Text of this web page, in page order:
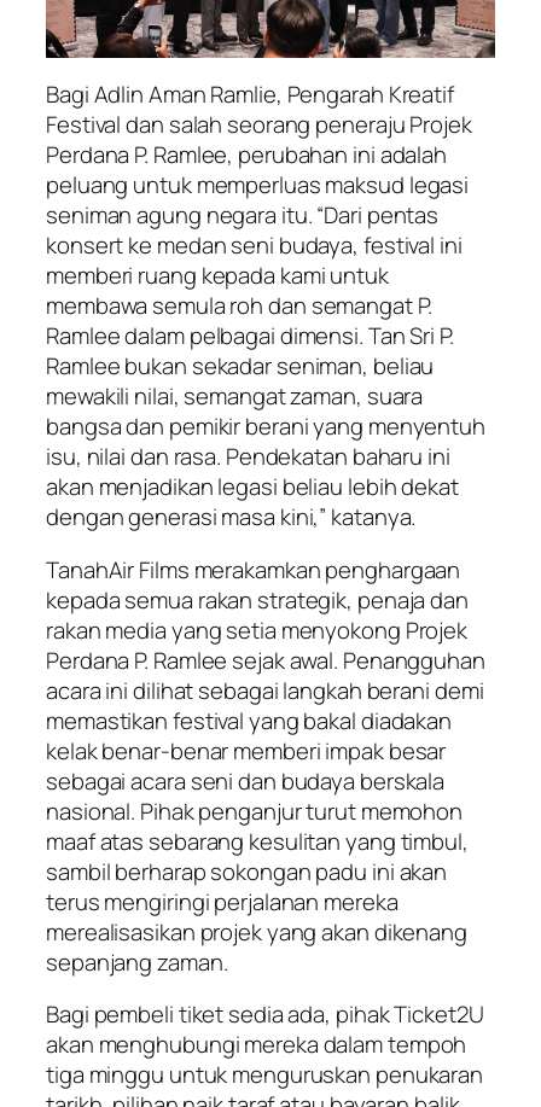
Bagi Adlin Aman Ramlie, Pengarah Kreatif
Festival dan salah seorang peneraju Projek
Perdana P. Ramlee, perubahan ini adalah
peluang untuk memperluas maksud legasi
seniman agung negara itu. “Dari pentas
konsert ke medan seni budaya, festival ini
memberi ruang kepada kami untuk
membawa semula roh dan semangat P.
Ramlee dalam pelbagai dimensi. Tan Sri P.
Ramlee bukan sekadar seniman, beliau
mewakili nilai, semangat zaman, suara
bangsa dan pemikir berani yang menyentuh
isu, nilai dan rasa. Pendekatan baharu ini
akan menjadikan legasi beliau lebih dekat
dengan generasi masa kini,” katanya.
TanahAir Films merakamkan penghargaan
kepada semua rakan strategik, penaja dan
rakan media yang setia menyokong Projek
Perdana P. Ramlee sejak awal. Penangguhan
acara ini dilihat sebagai langkah berani demi
memastikan festival yang bakal diadakan
kelak benar-benar memberi impak besar
sebagai acara seni dan budaya berskala
nasional. Pihak penganjur turut memohon
maaf atas sebarang kesulitan yang timbul,
sambil berharap sokongan padu ini akan
terus mengiringi perjalanan mereka
merealisasikan projek yang akan dikenang
sepanjang zaman.
Bagi pembeli tiket sedia ada, pihak Ticket2U
akan menghubungi mereka dalam tempoh
tiga minggu untuk menguruskan penukaran